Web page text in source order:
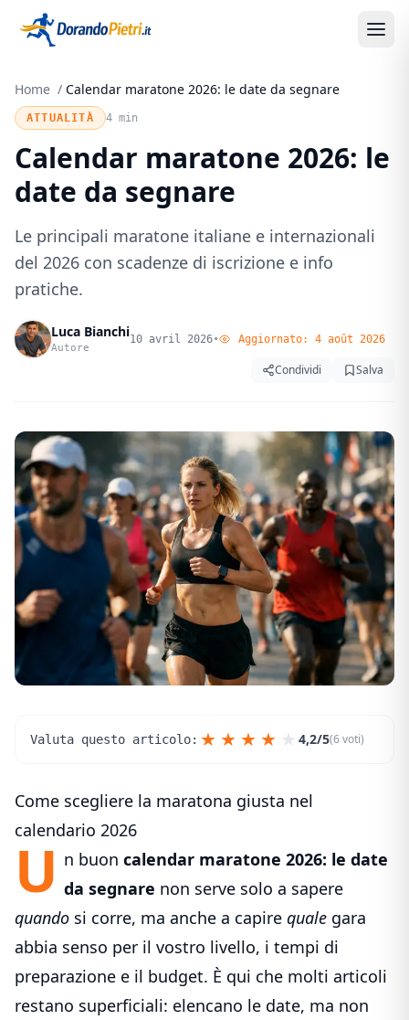
Home / Calendar maratone 2026: le date da segnare
ATTUALITÀ 4 min
Calendar maratone 2026: le
date da segnare
Le principali maratone italiane e internazionali
del 2026 con scadenze di iscrizione e info
pratiche.
Luca Bianchi
Autore
10 avril 2026• Aggiornato: 4 août 2026
Condividi Salva
Valuta questo articolo: ★ ★ ★ ★ ★ 4,2/5(6 voti)
Come scegliere la maratona giusta nel
calendario 2026
U n buoncalendar maratone 2026: le date
da segnare non serve solo a sapere
quando si corre, ma anche a capire quale gara
abbia senso per il vostro livello, i tempi di
preparazione e il budget. È qui che molti articoli
restano superficiali: elencano le date, ma non